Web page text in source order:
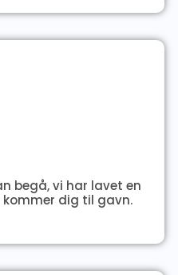
begå, vi har lavet en
kommer dig til gavn.